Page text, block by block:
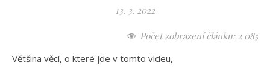
13. 3. 2022
Počet zobrazení článku: 2 085
Většina věcí, o které jde v tomto videu,